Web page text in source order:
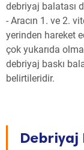
debriyaj balatası
- Aracın 1. ve 2.
yerinden hareket
çok yukarıda
debriyaj baskı
belirtileridir.
Debriyaj